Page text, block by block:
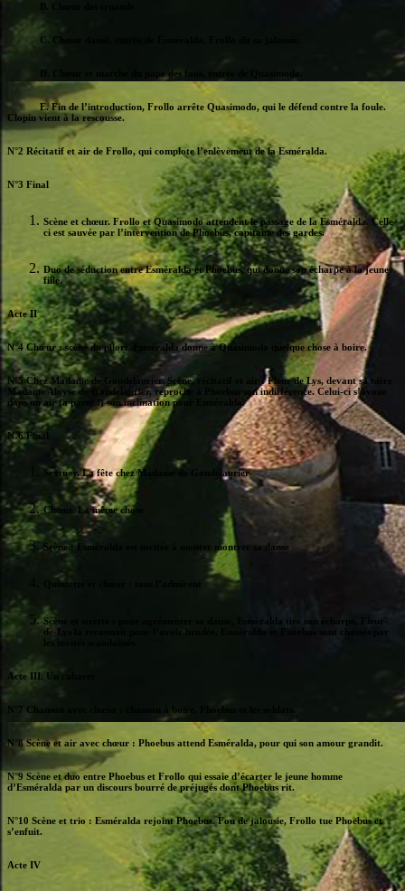
B. Chœur des truands
C. Chœur dansé, entrée de Esméralda, Frollo dit sa jalousie.
D. Chœur et marche du pape des fous, entrée de Quasimodo.
E. Fin de l’introduction, Frollo arrête Quasimodo, qui le défend contre la foule.
Clopin vient à la rescousse.
N°2 Récitatif et air de Frollo, qui complote l’enlèvement de la Esméralda.
N°3 Final
Scène et chœur. Frollo et Quasimodo attendent le passage de la Esméralda. Celle-
ci est sauvée par l’intervention de Phoebus, capitaine des gardes.
Duo de séduction entre Esméralda et Phoebus, qui donne son écharpe à la jeune
fille.
Acte II
N°4 Chœur : scène du pilori. Esméralda donne à Quasimodo quelque chose à boire.
N°5 Chez Madame de Gondelaurier. Scène, récitatif et air : Fleur de Lys, devant sa mère
Madame Aloyse de Gondelaurier, reproche à Phoebus son indifférence. Celui-ci s’avoue
dans un air (a parte !) son inclination pour Esméralda.
N°6 Final
Sextuor. La fête chez Madame de Gondelaurier
Chœur. La même chose
Scène : Esméralda est invitée à monter montrer sa danse
Quintette et chœur : tous l’admirent
Scène et strette : pour agrémenter sa danse, Esméralda tire son écharpe, Fleur-
de-Lys la reconnaît pour l’avoir brodée, Esméralda et Phoebus sont chassés par
les invités scandalisés.
Acte III. Un cabaret
N°7 Chanson avec chœur : chanson à boire, Phoebus et les soldats.
N°8 Scène et air avec chœur : Phoebus attend Esméralda, pour qui son amour grandit.
N°9 Scène et duo entre Phoebus et Frollo qui essaie d’écarter le jeune homme
d’Esméralda par un discours bourré de préjugés dont Phoebus rit.
N°10 Scène et trio : Esméralda rejoint Phoebus. Fou de jalousie, Frollo tue Phoebus et
s’enfuit.
Acte IV